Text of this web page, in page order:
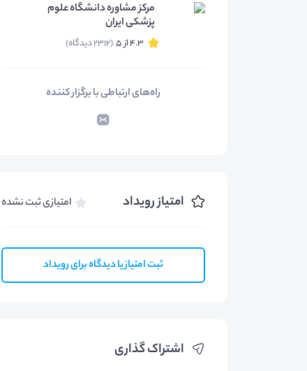
مرکز مشاوره دانشگاه علوم
پزشکی ایران
4.3 از 5 (2312 دیدگاه)
راه‌های ارتباطی با برگزار کننده
امتیاز رویداد امتیازی ثبت نشده
ثبت امتیاز یا دیدگاه برای رویداد
اشتراک گذاری